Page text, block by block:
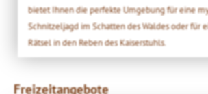
bietet Ihnen die perfekte Umgebung für eine
Schnitzeljagd im Schatten des Waldes oder für
Rätsel in den Reben des Kaiserstuhls.
Freizeitangebote